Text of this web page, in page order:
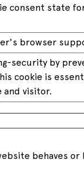
consent state
browser
security by
cookie is
visitor.
behaves